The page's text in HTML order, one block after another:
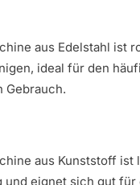
aus Edelstahl ist
ideal für den
Gebrauch.
aus Kunststoff ist
und eignet sich gut